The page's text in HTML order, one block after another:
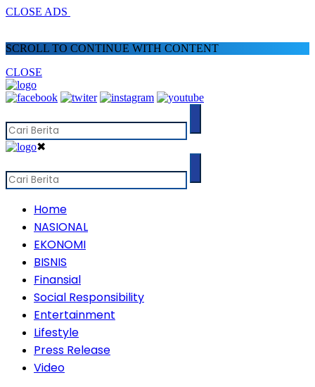
CLOSE ADS
SCROLL TO CONTINUE WITH CONTENT
CLOSE
✖
Home
NASIONAL
EKONOMI
BISNIS
Finansial
Social Responsibility
Entertainment
Lifestyle
Press Release
Video